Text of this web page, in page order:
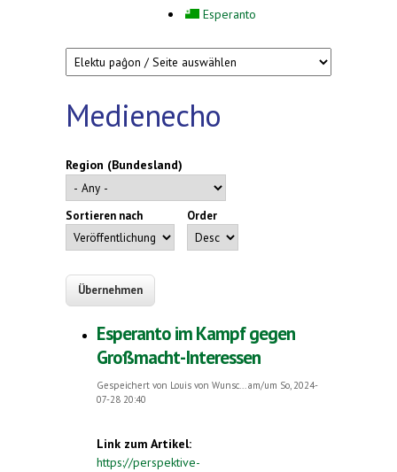
Esperanto
Medienecho
Region (Bundesland)
Sortieren nach Order
Esperanto im Kampf gegen
Großmacht-Interessen
Gespeichert von Louis von Wunsc...am/um So, 2024-
07-28 20:40
Link zum Artikel:
https://perspektive-